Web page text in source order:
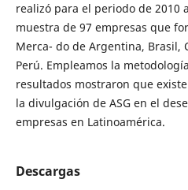
realizó para el periodo de 2010
muestra de 97 empresas que
Merca- do de Argentina, Brasil,
Perú. Empleamos la
resultados mostraron que
la divulgación de ASG en el
empresas en Latinoamérica.
Descargas